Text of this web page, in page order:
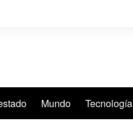
Mundo Tecnología